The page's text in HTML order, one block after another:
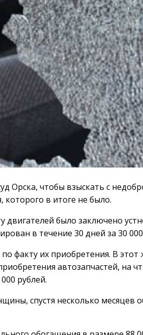
Орска, чтобы взыскать с
в итоге не было.
было заключено
в течение 30 дней за 30
факту их приобретения. В этот
автозапчастей, на
рублей.
спустя несколько месяцев